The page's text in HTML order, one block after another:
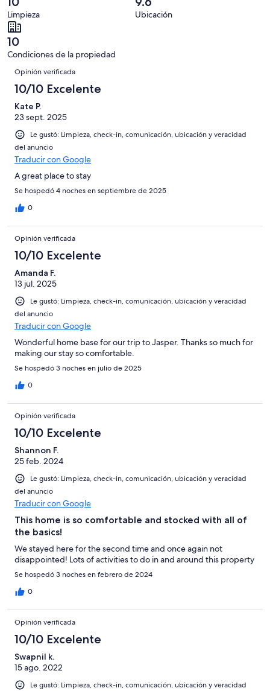
14
opiniones
de
14
opiniones
en
0
de
14
opiniones
Basada
en
0
de
opiniones
decir,
Terrible.
Basada
en
0
de
14
opiniones
Limpieza Ubicación
10
Condiciones de la propiedad
Opiniones
Opinión verificada
10/10 Excelente
Kate P.
23 sept. 2025
Le gustó: Limpieza, check-in, comunicación, ubicación y veracidad
del anuncio
Traducir con Google
A great place to stay
Se hospedó 4 noches en septiembre de 2025
0
Opinión verificada
10/10 Excelente
Amanda F.
13 jul. 2025
Le gustó: Limpieza, check-in, comunicación, ubicación y veracidad
del anuncio
Traducir con Google
Wonderful home base for our trip to Jasper. Thanks so much for
making our stay so comfortable.
Se hospedó 3 noches en julio de 2025
0
Opinión verificada
10/10 Excelente
Shannon F.
25 feb. 2024
Le gustó: Limpieza, check-in, comunicación, ubicación y veracidad
del anuncio
Traducir con Google
This home is so comfortable and stocked with all of
the basics!
We stayed here for the second time and once again not
disappointed! Lots of activities to do in and around this property
Se hospedó 3 noches en febrero de 2024
0
Opinión verificada
10/10 Excelente
Swapnil k.
15 ago. 2022
Le gustó: Limpieza, check-in, comunicación, ubicación y veracidad